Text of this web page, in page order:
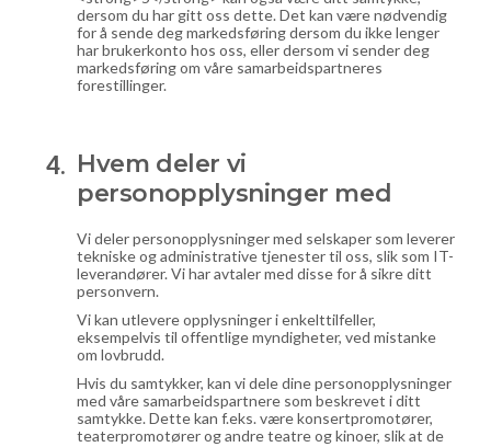
dersom du har gitt oss dette. Det kan være nødvendig
for å sende deg markedsføring dersom du ikke lenger
har brukerkonto hos oss, eller dersom vi sender deg
markedsføring om våre samarbeidspartneres
forestillinger.
Hvem deler vi
personopplysninger med
Vi deler personopplysninger med selskaper som leverer
tekniske og administrative tjenester til oss, slik som IT-
leverandører. Vi har avtaler med disse for å sikre ditt
personvern.
Vi kan utlevere opplysninger i enkelttilfeller,
eksempelvis til offentlige myndigheter, ved mistanke
om lovbrudd.
Hvis du samtykker, kan vi dele dine personopplysninger
med våre samarbeidspartnere som beskrevet i ditt
samtykke. Dette kan f.eks. være konsertpromotører,
teaterpromotører og andre teatre og kinoer, slik at de